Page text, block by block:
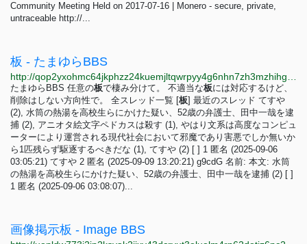
Community Meeting Held on 2017-07-16 | Monero - secure, private,
untraceable http://...
板 - たまゆらBBS
たまゆらBBS 任意の板で棲み分けて。 不適当な板には対応するけど、
削除はしない方向性で。 全スレッド一覧 [板] 最近のスレッド てすや
(2), 水筒の熱湯を高校生らにかけた疑い、52歳の弁護士、田中一哉を逮
捕 (2), アニオタ絵文字ペドカスは殺す (1), やはり文系は高度なコンピュ
ーターにより運営される現代社会において邪魔であり害悪でしか無いか
ら1匹残らず駆逐するべきだな (1), てすや (2) [ ] 1 匿名 (2025-09-06
03:05:21) てすや 2 匿名 (2025-09-09 13:20:21) g9cdG 名前: 本文: 水筒
の熱湯を高校生らにかけた疑い、52歳の弁護士、田中一哉を逮捕 (2) [ ]
1 匿名 (2025-09-06 03:08:07)...
画像掲示板 - Image BBS